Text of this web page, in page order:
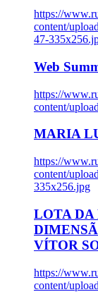
https://
content/
47-
Web
https://
content/
MARIA
https://
content/
335x256.jpg
LOTA DA
VÍTOR
https://
content/